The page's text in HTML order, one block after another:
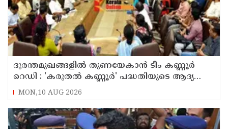
ദുരന്തമുഖങ്ങളിൽ തുണയേകാൻ ടീം കണ്ണൂർ
റെഡി : 'കരുതൽ കണ്ണൂർ' പദ്ധതിയുടെ ആദ്യ
യോഗം ചേർന്നു
MON,10 AUG 2026